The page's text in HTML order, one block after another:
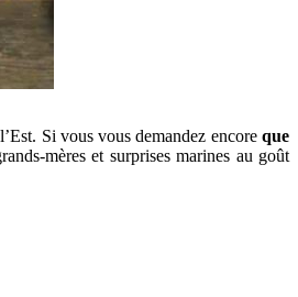
Si vous vous demandez encoreque
mères et surprises marines au goût